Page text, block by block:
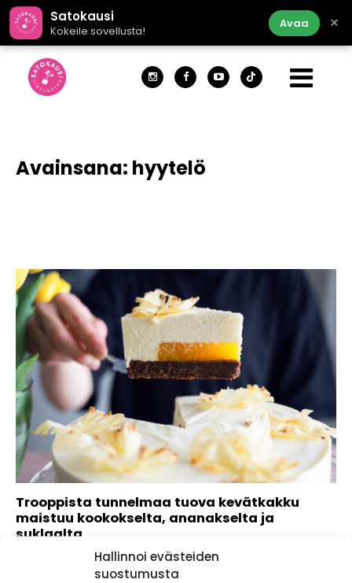
Hallinnoi evästeiden
suostumusta
Satokausi
Kokeile sovellusta!
Avaa ×
Avainsana: hyytelö
Trooppista tunnelmaa tuova kevätkakku
maistuu kookokselta, ananakselta ja
suklaalta
Liivatelehti on kakkuleipurin paras apuri, kun toiveena on
loihtia leikattava moussekakku, hyytelö tai...